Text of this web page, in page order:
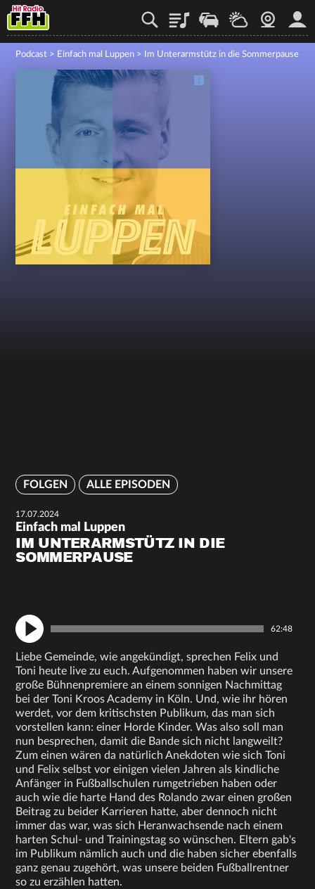
PlaylistStaupilotWetterWebcam
Podcast > Einfach mal Luppen > Im Unterarmstütz in die Sommerpause
FOLGEN ALLE EPISODEN
17.07.2024
Einfach mal Luppen
IM UNTERARMSTÜTZ IN DIE
SOMMERPAUSE
62:48
Liebe Gemeinde, wie angekündigt, sprechen Felix und
Toni heute live zu euch. Aufgenommen haben wir unsere
große Bühnenpremiere an einem sonnigen Nachmittag
bei der Toni Kroos Academy in Köln. Und, wie ihr hören
werdet, vor dem kritischsten Publikum, das man sich
vorstellen kann: einer Horde Kinder. Was also soll man
nun besprechen, damit die Bande sich nicht langweilt?
Zum einen wären da natürlich Anekdoten wie sich Toni
und Felix selbst vor einigen vielen Jahren als kindliche
Anfänger in Fußballschulen rumgetrieben haben oder
auch wie die harte Hand des Rolando zwar einen großen
Beitrag zu beider Karrieren hatte, aber dennoch nicht
immer das war, was sich Heranwachsende nach einem
harten Schul- und Trainingstag so wünschen. Eltern gab's
im Publikum nämlich auch und die haben sicher ebenfalls
ganz genau zugehört, was unsere beiden Fußballrentner
so zu erzählen hatten.